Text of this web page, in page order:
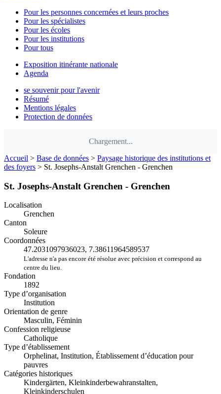
Pour les personnes concernées et leurs proches
Pour les spécialistes
Pour les écoles
Pour les institutions
Pour tous
Exposition itinérante nationale
Agenda
se souvenir pour l'avenir
Résumé
Mentions légales
Protection de données
Chargement...
Accueil > Base de données > Paysage historique des institutions et
des foyers > St. Josephs-Anstalt Grenchen - Grenchen
St. Josephs-Anstalt Grenchen - Grenchen
Localisation
Grenchen
Canton
Soleure
Coordonnées
47.2031097936023, 7.38611964589537
L'adresse n'a pas encore été résolue avec précision et correspond au
centre du lieu.
Fondation
1892
Type d’organisation
Institution
Orientation de genre
Masculin, Féminin
Confession religieuse
Catholique
Type d’établissement
Orphelinat, Institution, Établissement d’éducation pour
pauvres
Catégories historiques
Kindergärten, Kleinkinderbewahranstalten,
Kleinkinderschulen